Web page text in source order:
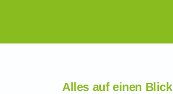
Alles auf einen Blick